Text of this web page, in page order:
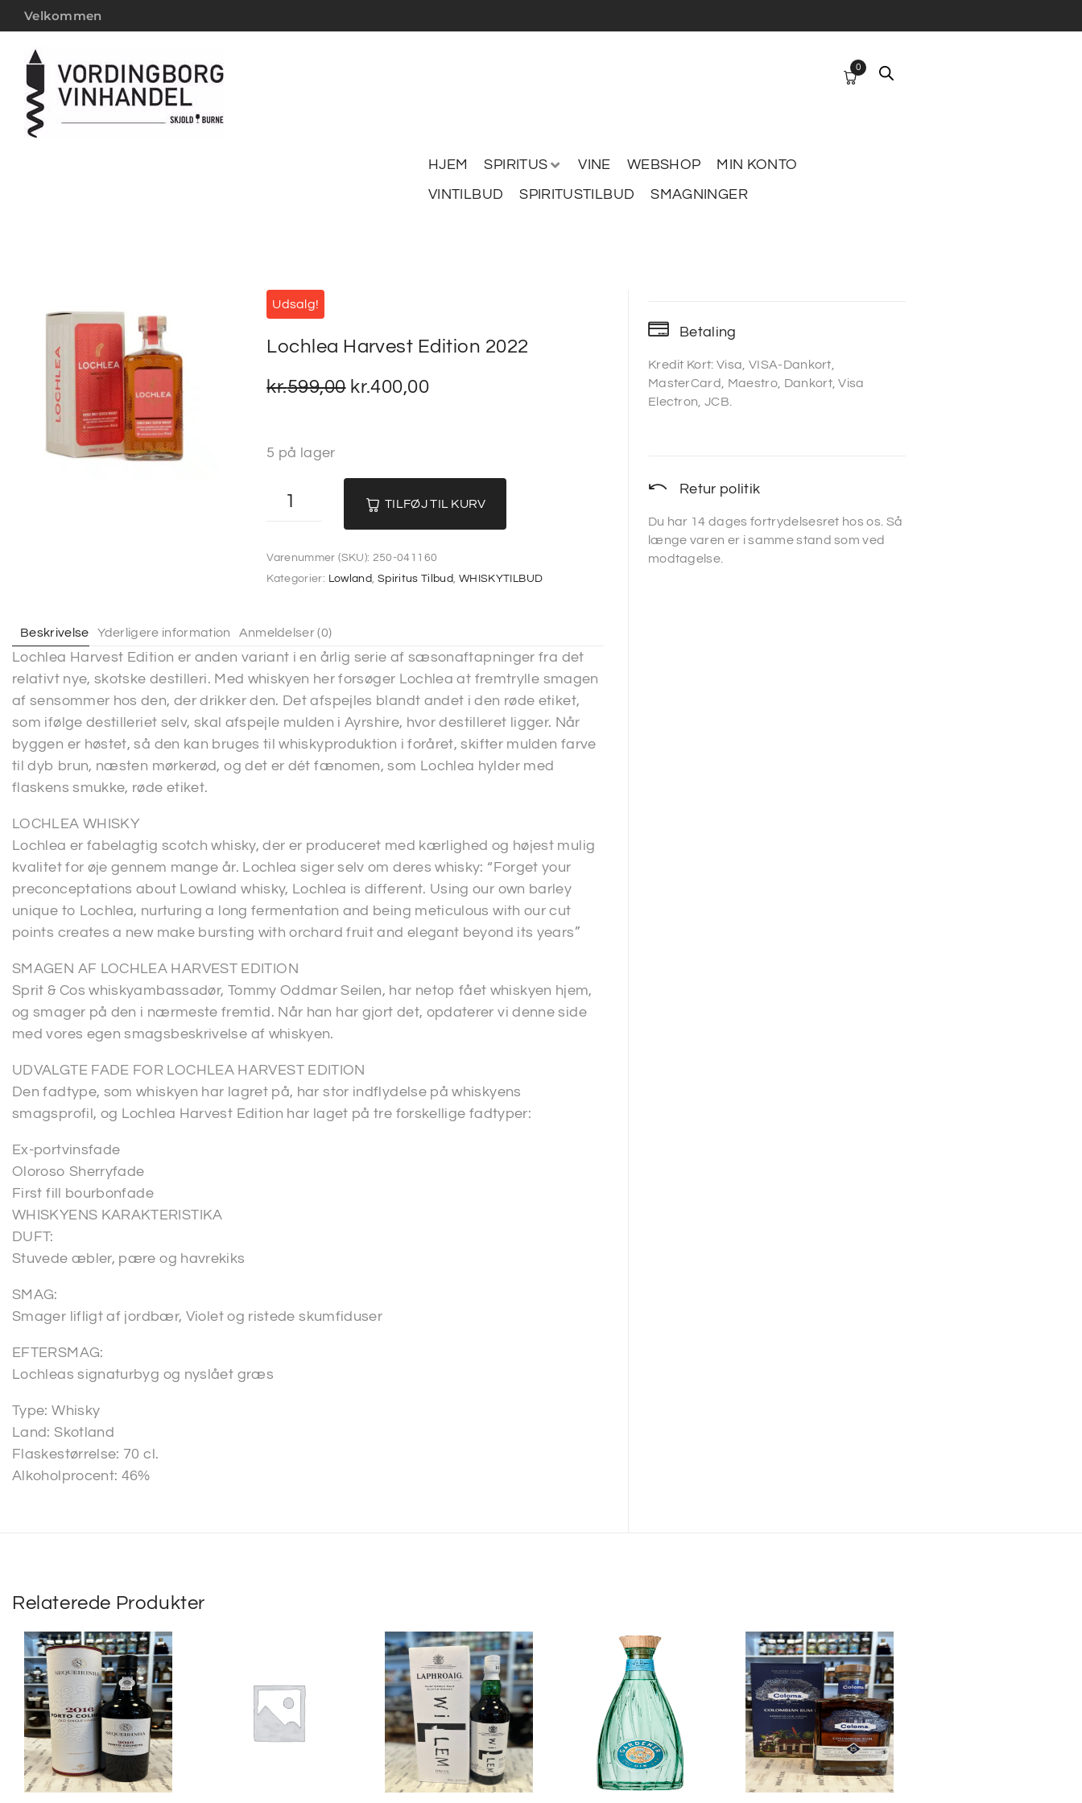
Velkommen
HJEM SPIRITUS VINE WEBSHOP
MIN KONTO
VINTILBUD
SPIRITUSTILBUD SMAGNINGER
0
Udsalg!
Lochlea Harvest Edition 2022
kr.599,00 kr.400,00
5 på lager
TILFØJ TIL KURV
Varenummer (SKU): 250-041160
Kategorier: Lowland, Spiritus Tilbud, WHISKYTILBUD
Beskrivelse Yderligere information Anmeldelser (0)
Lochlea Harvest Edition er anden variant i en årlig serie af sæsonaftapninger fra det
relativt nye, skotske destilleri. Med whiskyen her forsøger Lochlea at fremtrylle smagen
af sensommer hos den, der drikker den. Det afspejles blandt andet i den røde etiket,
som ifølge destilleriet selv, skal afspejle mulden i Ayrshire, hvor destilleret ligger. Når
byggen er høstet, så den kan bruges til whiskyproduktion i foråret, skifter mulden farve
til dyb brun, næsten mørkerød, og det er dét fænomen, som Lochlea hylder med
flaskens smukke, røde etiket.
LOCHLEA WHISKY
Lochlea er fabelagtig scotch whisky, der er produceret med kærlighed og højest mulig
kvalitet for øje gennem mange år. Lochlea siger selv om deres whisky: “Forget your
preconceptations about Lowland whisky, Lochlea is different. Using our own barley
unique to Lochlea, nurturing a long fermentation and being meticulous with our cut
points creates a new make bursting with orchard fruit and elegant beyond its years”
SMAGEN AF LOCHLEA HARVEST EDITION
Sprit & Cos whiskyambassadør, Tommy Oddmar Seilen, har netop fået whiskyen hjem,
og smager på den i nærmeste fremtid. Når han har gjort det, opdaterer vi denne side
med vores egen smagsbeskrivelse af whiskyen.
UDVALGTE FADE FOR LOCHLEA HARVEST EDITION
Den fadtype, som whiskyen har lagret på, har stor indflydelse på whiskyens
smagsprofil, og Lochlea Harvest Edition har laget på tre forskellige fadtyper:
Ex-portvinsfade
Oloroso Sherryfade
First fill bourbonfade
WHISKYENS KARAKTERISTIKA
DUFT:
Stuvede æbler, pære og havrekiks
SMAG:
Smager lifligt af jordbær, Violet og ristede skumfiduser
EFTERSMAG:
Lochleas signaturbyg og nyslået græs
Type: Whisky
Land: Skotland
Flaskestørrelse: 70 cl.
Alkoholprocent: 46%
Betaling
Kredit Kort: Visa, VISA-Dankort,
MasterCard, Maestro, Dankort, Visa
Electron, JCB.
Retur politik
Du har 14 dages fortrydelsesret hos os. Så
længe varen er i samme stand som ved
modtagelse.
Relaterede Produkter